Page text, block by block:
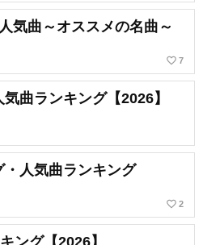
気曲～オススメの名曲～
favorite_border 7
曲ランキング【2026】
人気曲ランキング
favorite_border 2
ング【2026】